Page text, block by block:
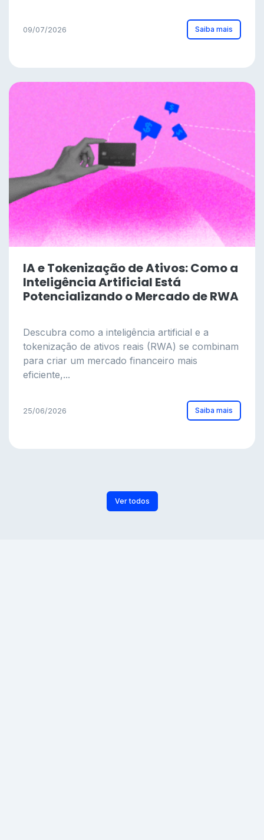
09/07/2026 Saiba mais
IA e Tokenização de Ativos: Como a
Inteligência Artificial Está
Potencializando o Mercado de RWA
Descubra como a inteligência artificial e a
tokenização de ativos reais (RWA) se combinam
para criar um mercado financeiro mais
eficiente,...
25/06/2026 Saiba mais
Ver todos